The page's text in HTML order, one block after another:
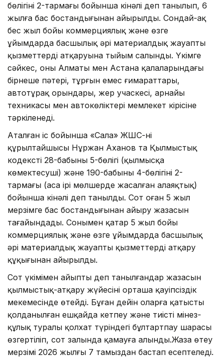
бөлігінің 2-тармағы бойынша кінәлі деп танылып, 6
жылға бас бостандығынан айырылды. Сондай-ақ
бес жыл бойы коммерциялық және өзге
ұйымдарда басшылық әрі материалдық жауапты
қызметтерді атқаруына тыйым салынды. Үкімге
сәйкес, оның Алматы мен Астана қалаларындағы
бірнеше пәтері, тұрғын емес ғимараттары,
автотұрақ орындары, жер учаскесі, арнайы
техникасы мен автокөліктері мемлекет кірісіне
тәркіленеді.
Аталған іс бойынша «Сала» ЖШС-нің
құрылтайшысы Нұржан Аханов та Қылмыстық
кодекстің 28-бабының 5-бөлігі (қылмысқа
көмектесуші) және 190-бабының 4-бөлігінің 2-
тармағы (аса ірі мөлшерде жасалған алаяқтық)
бойынша кінәлі деп танылды. Сот оған 5 жыл
мерзімге бас бостандығынан айыру жазасын
тағайындады. Сонымен қатар 5 жыл бойы
коммерциялық және өзге ұйымдарда басшылық
әрі материалдық жауапты қызметтерді атқару
құқығынан айырылды.
Сот үкімімен айыпты деп танылғандар жазасын
қылмыстық-атқару жүйесінің орташа қауіпсіздік
мекемесінде өтейді. Бұған дейін оларға қатысты
қолданылған ешқайда кетпеу және тиісті мінез-
құлық туралы қолхат түріндегі бұлтартпау шарасы
өзгертіліп, сот залында қамауға алынды.Жаза өтеу
мерзімі 2026 жылғы 7 тамыздан бастап есептеледі.